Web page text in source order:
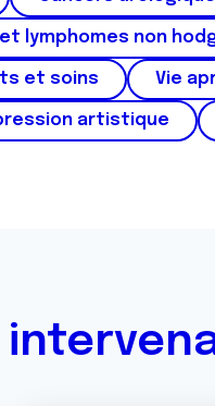
lymphomes non
et soins Vie
artistique